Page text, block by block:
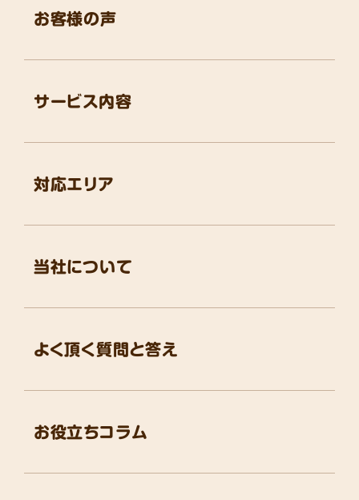
お客様の声
お役立ちコラム
よく頂く質問と答え
サービス内容
対応エリア
当社について